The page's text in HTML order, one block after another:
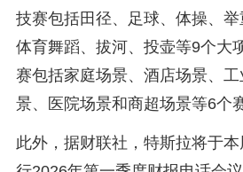
技赛包括田径、足球、体操、举
体育舞蹈、拔河、投壶等9个大
赛包括家庭场景、酒店场景、
景、医院场景和商超场景等6个
此外，据财联社，特斯拉将于